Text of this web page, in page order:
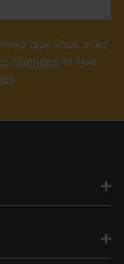
que vous avez
données et que
.